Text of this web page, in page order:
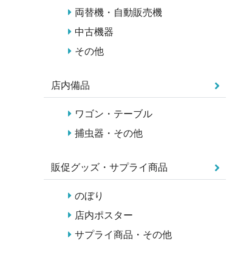
両替機・自動販売機
中古機器
その他
店内備品
ワゴン・テーブル
捕虫器・その他
販促グッズ・サプライ商品
のぼり
店内ポスター
サプライ商品・その他